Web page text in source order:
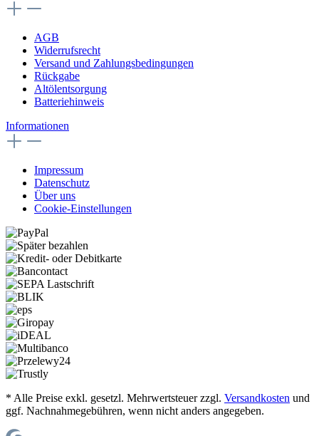
AGB
Widerrufsrecht
Versand und Zahlungsbedingungen
Rückgabe
Altölentsorgung
Batteriehinweis
Informationen
Impressum
Datenschutz
Über uns
Cookie-Einstellungen
* Alle Preise exkl. gesetzl. Mehrwertsteuer zzgl. Versandkosten und
ggf. Nachnahmegebühren, wenn nicht anders angegeben.